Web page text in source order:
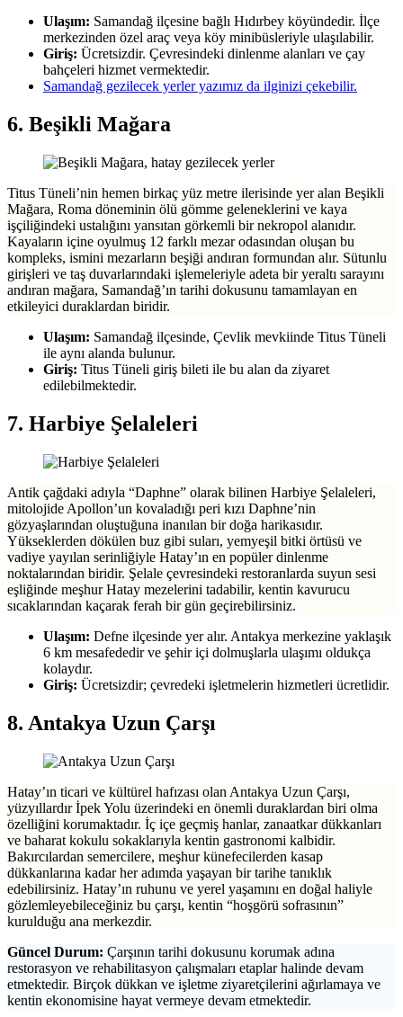
Ulaşım: Samandağ ilçesine bağlı Hıdırbey köyündedir. İlçe
merkezinden özel araç veya köy minibüsleriyle ulaşılabilir.
Giriş: Ücretsizdir. Çevresindeki dinlenme alanları ve çay
bahçeleri hizmet vermektedir.
Samandağ gezilecek yerler yazımız da ilginizi çekebilir.
6. Beşikli Mağara
Titus Tüneli’nin hemen birkaç yüz metre ilerisinde yer alan Beşikli
Mağara, Roma döneminin ölü gömme geleneklerini ve kaya
işçiliğindeki ustalığını yansıtan görkemli bir nekropol alanıdır.
Kayaların içine oyulmuş 12 farklı mezar odasından oluşan bu
kompleks, ismini mezarların beşiği andıran formundan alır. Sütunlu
girişleri ve taş duvarlarındaki işlemeleriyle adeta bir yeraltı sarayını
andıran mağara, Samandağ’ın tarihi dokusunu tamamlayan en
etkileyici duraklardan biridir.
Ulaşım: Samandağ ilçesinde, Çevlik mevkiinde Titus Tüneli
ile aynı alanda bulunur.
Giriş: Titus Tüneli giriş bileti ile bu alan da ziyaret
edilebilmektedir.
7. Harbiye Şelaleleri
Antik çağdaki adıyla “Daphne” olarak bilinen Harbiye Şelaleleri,
mitolojide Apollon’un kovaladığı peri kızı Daphne’nin
gözyaşlarından oluştuğuna inanılan bir doğa harikasıdır.
Yükseklerden dökülen buz gibi suları, yemyeşil bitki örtüsü ve
vadiye yayılan serinliğiyle Hatay’ın en popüler dinlenme
noktalarından biridir. Şelale çevresindeki restoranlarda suyun sesi
eşliğinde meşhur Hatay mezelerini tadabilir, kentin kavurucu
sıcaklarından kaçarak ferah bir gün geçirebilirsiniz.
Ulaşım: Defne ilçesinde yer alır. Antakya merkezine yaklaşık
6 km mesafededir ve şehir içi dolmuşlarla ulaşımı oldukça
kolaydır.
Giriş: Ücretsizdir; çevredeki işletmelerin hizmetleri ücretlidir.
8. Antakya Uzun Çarşı
Hatay’ın ticari ve kültürel hafızası olan Antakya Uzun Çarşı,
yüzyıllardır İpek Yolu üzerindeki en önemli duraklardan biri olma
özelliğini korumaktadır. İç içe geçmiş hanlar, zanaatkar dükkanları
ve baharat kokulu sokaklarıyla kentin gastronomi kalbidir.
Bakırcılardan semercilere, meşhur künefecilerden kasap
dükkanlarına kadar her adımda yaşayan bir tarihe tanıklık
edebilirsiniz. Hatay’ın ruhunu ve yerel yaşamını en doğal haliyle
gözlemleyebileceğiniz bu çarşı, kentin “hoşgörü sofrasının”
kurulduğu ana merkezdir.
Güncel Durum: Çarşının tarihi dokusunu korumak adına
restorasyon ve rehabilitasyon çalışmaları etaplar halinde devam
etmektedir. Birçok dükkan ve işletme ziyaretçilerini ağırlamaya ve
kentin ekonomisine hayat vermeye devam etmektedir.